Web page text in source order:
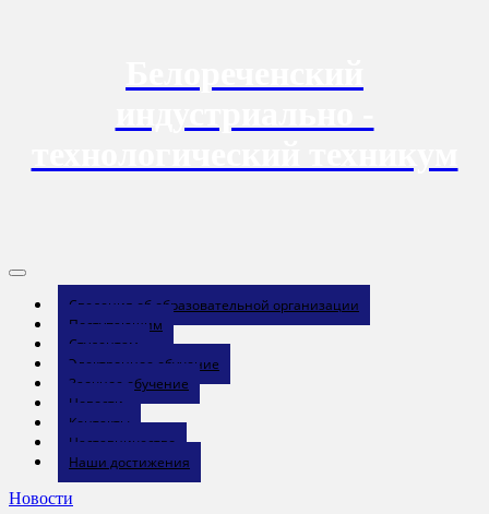
Сведения об образовательной организации
Поступающим
Студентам
Электронное обучение
Заочное обучение
Новости
Контакты
Наставничество
Наши достижения
Новости